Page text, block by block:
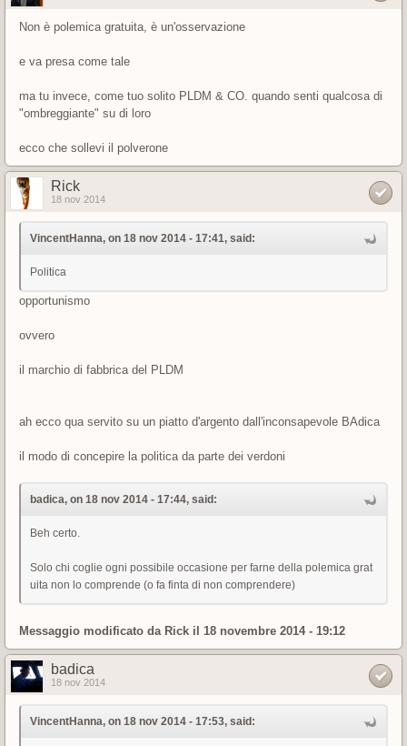
Non è polemica gratuita, è un'osservazione
e va presa come tale
ma tu invece, come tuo solito PLDM & CO. quando senti qualcosa di
"ombreggiante" su di loro
ecco che sollevi il polverone
Rick
18 nov 2014
VincentHanna, on 18 nov 2014 - 17:41, said:
Politica
opportunismo
ovvero
il marchio di fabbrica del PLDM
ah ecco qua servito su un piatto d'argento dall'inconsapevole BAdica
il modo di concepire la politica da parte dei verdoni
badica, on 18 nov 2014 - 17:44, said:
Beh certo.
Solo chi coglie ogni possibile occasione per farne della polemica grat
uita non lo comprende (o fa finta di non comprendere)
Messaggio modificato da Rick il 18 novembre 2014 - 19:12
badica
18 nov 2014
VincentHanna, on 18 nov 2014 - 17:53, said: